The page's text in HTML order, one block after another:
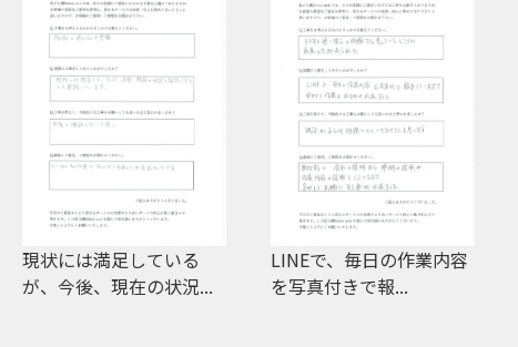
LINEで、毎日の作業内容
を写真付きで報...
家の配色でとても悩んだ
が、何度も家に足を...